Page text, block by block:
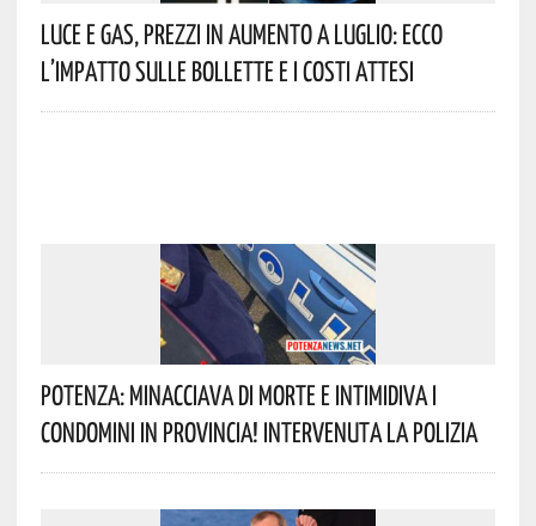
Luce E Gas, Prezzi In Aumento A Luglio: Ecco
L’impatto Sulle Bollette E I Costi Attesi
Potenza: Minacciava Di Morte E Intimidiva I
Condomini In Provincia! Intervenuta La Polizia